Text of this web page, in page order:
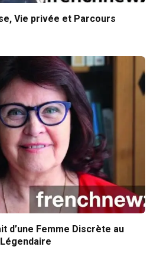
Vie privée et Parcours
d’une Femme Discrète au